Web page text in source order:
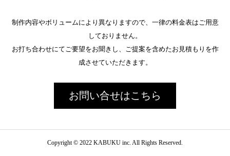
制作内容やボリュームにより異なりますので、一律の料金表はご用意
しておりません。
お打ち合わせにてご要望をお聞きし、ご提案を含めたお見積もりを作
成させていただきます。
お問い合せはこちら
Copyright © 2022 KABUKU inc. All Rights Reserved.